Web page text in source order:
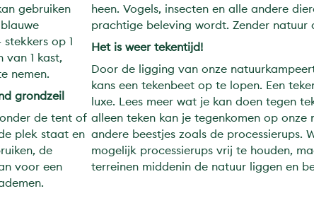
gebruiken
op 1
van 1 kast,
nemen.
grondzeil
de tent of
plek staat en
de
voor een
heen. Vogels, insecten en alle andere
prachtige beleving wordt. Zender natuur
Het is weer tekentijd!
Door de ligging van onze
kans een tekenbeet op te lopen. Een
luxe. Lees meer wat je kan doen tegen
alleen teken kan je tegenkomen op
andere beestjes zoals de processierups.
mogelijk processierups vrij te houden,
terreinen middenin de natuur liggen en